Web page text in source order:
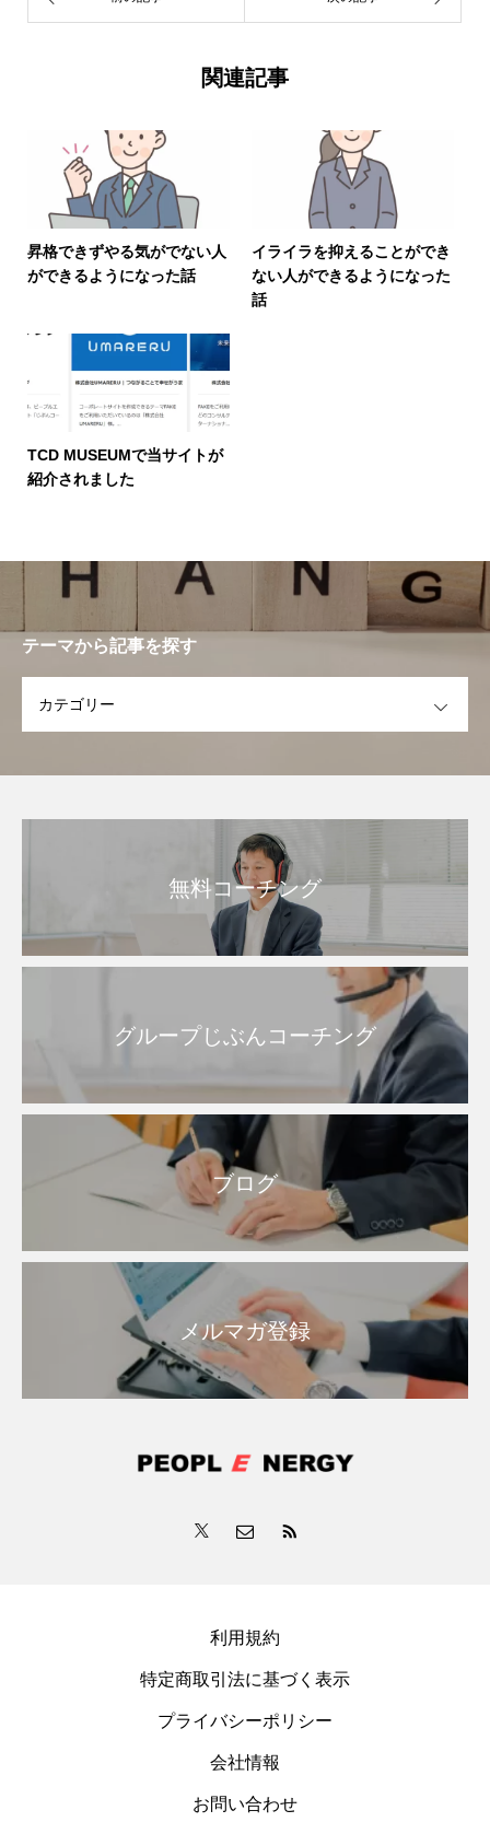
関連記事
昇格できずやる気がでない人
ができるようになった話
イライラを抑えることができ
ない人ができるようになった
話
TCD MUSEUMで当サイトが
紹介されました
テーマから記事を探す
無料コーチング
グループじぶんコーチング
ブログ
メルマガ登録
利用規約
特定商取引法に基づく表示
プライバシーポリシー
会社情報
お問い合わせ